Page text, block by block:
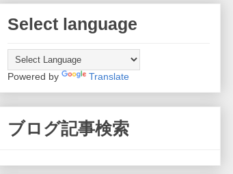
Select language
Powered by Translate
ブログ記事検索